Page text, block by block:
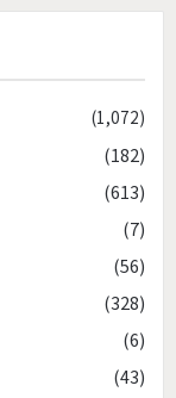
(1,072)
(182)
(613)
(7)
(56)
(328)
(6)
(43)